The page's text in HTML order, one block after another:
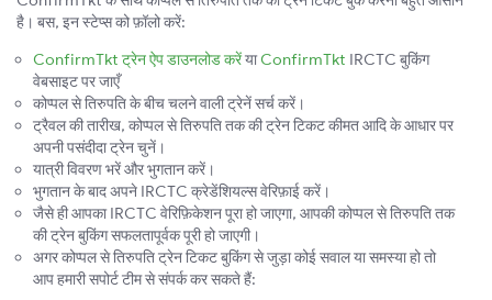
है। बस, इन स्टेप्स को फ़ॉलो करें:
ConfirmTkt ट्रेन ऐप डाउनलोड करेंयाConfirmTkt IRCTC बुकिंग
वेबसाइट पर जाएँ
कोप्पल से तिरुपति के बीच चलने वाली ट्रेनें सर्च करें।
ट्रैवल की तारीख, कोप्पल से तिरुपति तक की ट्रेन टिकट कीमत आदि के आधार पर
अपनी पसंदीदा ट्रेन चुनें।
यात्री विवरण भरें और भुगतान करें।
भुगतान के बाद अपने IRCTC क्रेडेंशियल्स वेरिफ़ाई करें।
जैसे ही आपका IRCTC वेरिफ़िकेशन पूरा हो जाएगा, आपकी कोप्पल से तिरुपति तक
की ट्रेन बुकिंग सफलतापूर्वक पूरी हो जाएगी।
अगर कोप्पल से तिरुपति ट्रेन टिकट बुकिंग से जुड़ा कोई सवाल या समस्या हो तो
आप हमारी सपोर्ट टीम से संपर्क कर सकते हैं: